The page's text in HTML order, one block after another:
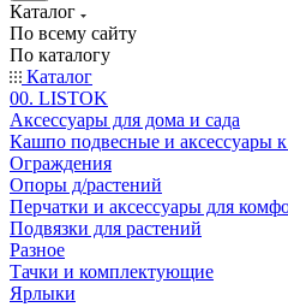
Каталог
По всему сайту
По каталогу
Каталог
00. LISTOK
Аксессуары для дома и сада
Кашпо подвесные и аксессуары
Ограждения
Опоры д/растений
Перчатки и аксессуары для
Подвязки для растений
Разное
Тачки и комплектующие
Ярлыки